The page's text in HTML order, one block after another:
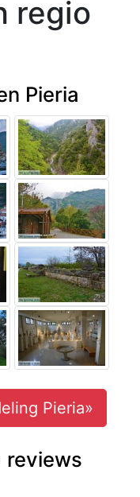
regio
Pieria
Pieria»
reviews